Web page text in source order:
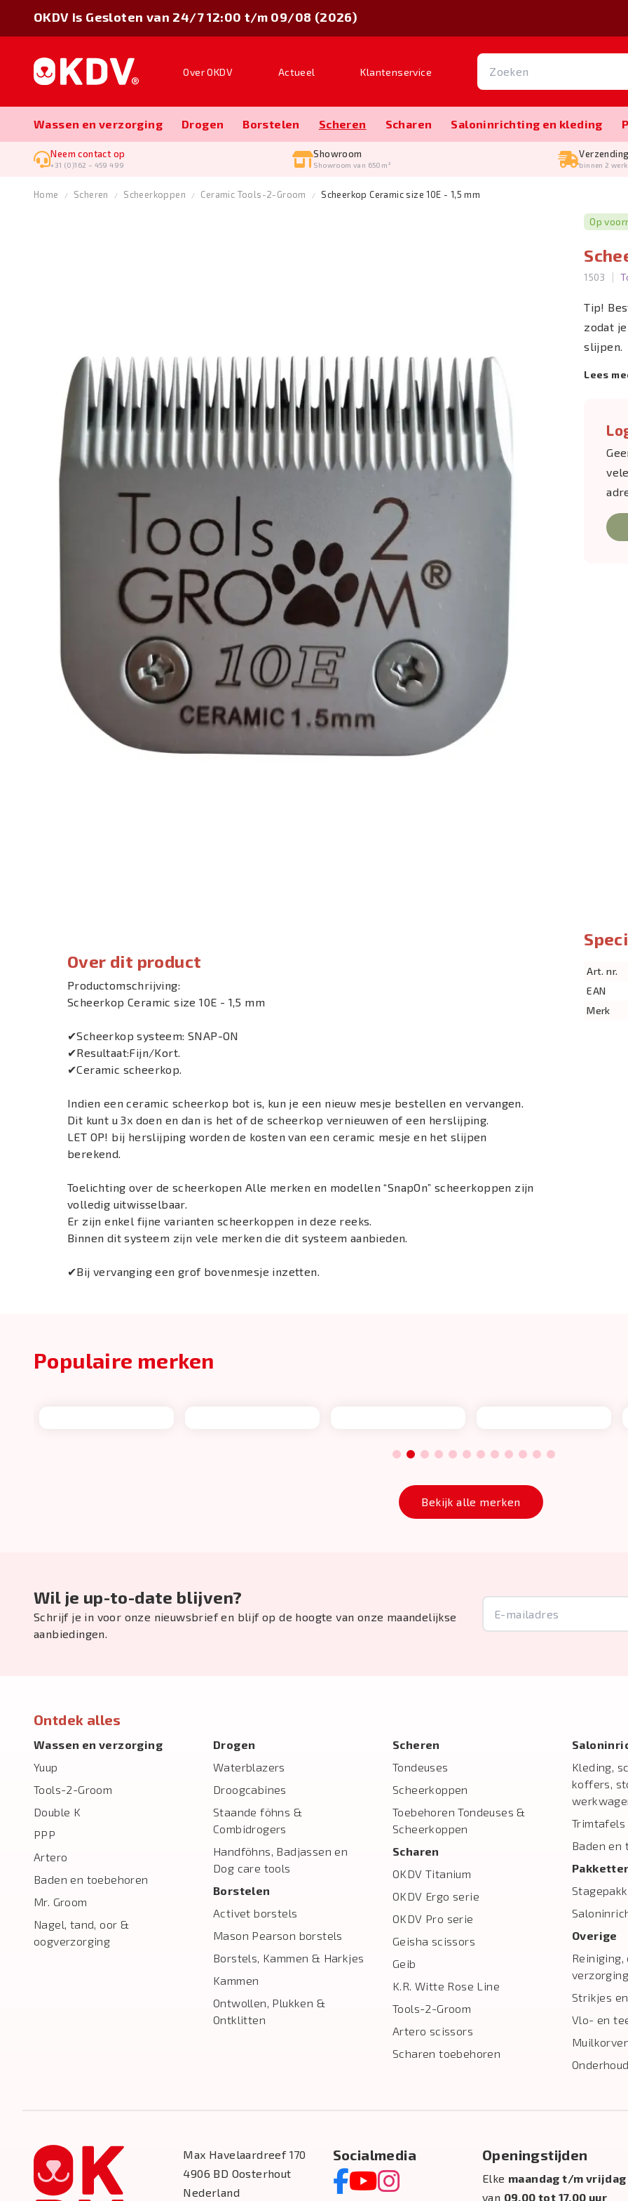
Over OKDV Actueel Klantenservice
Wassen en verzorging Drogen Borstelen Scheren Scharen Salon­inrichting en kleding
Neem contact op
+31 (0)162 – 459 499
Showroom
Showroom van 650m²
Verzending
binnen 2
OKDV is Gesloten van 24/7 12:00 t/m 09/08 (2026)
Home Scheren Scheerkoppen Ceramic Tools-2-Groom Scheerkop Ceramic size 10E - 1,5 mm
Op
1503 |
Tip!
zodat
slijpen.
Lees
Over dit product
Productomschrijving:
Scheerkop Ceramic size 10E - 1,5 mm
✔Scheerkop systeem: SNAP-ON
✔Resultaat:Fijn/Kort.
✔Ceramic scheerkop.
Indien een ceramic scheerkop bot is, kun je een nieuw mesje bestellen en vervangen.
Dit kunt u 3x doen en dan is het of de scheerkop vernieuwen of een herslijping.
LET OP! bij herslijping worden de kosten van een ceramic mesje en het slijpen
berekend.
Toelichting over de scheerkopen Alle merken en modellen “SnapOn” scheerkoppen zijn
volledig uitwisselbaar.
Er zijn enkel fijne varianten scheerkoppen in deze reeks.
Binnen dit systeem zijn vele merken die dit systeem aanbieden.
✔Bij vervanging een grof bovenmesje inzetten.
Art. nr.
EAN
Merk
Populaire merken
1 2 3 4 5 6 7 8 9 10 11 12
Bekijk alle merken
Wil je up-to-date blijven?
Schrijf je in voor onze nieuwsbrief en blijf op de hoogte van onze maandelijkse
aanbiedingen.
Ontdek alles
Wassen en verzorging
Yuup
Tools-2-Groom
Double K
PPP
Artero
Baden en toebehoren
Mr. Groom
Nagel, tand, oor &
oogverzorging
Drogen
Waterblazers
Droogcabines
Staande föhns &
Combidrogers
Handföhns, Badjassen en
Dog care tools
Borstelen
Activet borstels
Mason Pearson borstels
Borstels, Kammen & Harkjes
Kammen
Ontwollen, Plukken &
Ontklitten
Scheren
Tondeuses
Scheerkoppen
Toebehoren Tondeuses &
Scheerkoppen
Scharen
OKDV Titanium
OKDV Ergo serie
OKDV Pro serie
Geisha scissors
Geib
K.R. Witte Rose Line
Tools-2-Groom
Artero scissors
Scharen toebehoren
Kleding,
koffers,
Trimtafels
Baden en
Overige
Strikjes
Vlo- en
Max Havelaardreef 170
4906 BD Oosterhout
Nederland
Socialmedia Openingstijden
Elke maandag t/m vrijdag
van 09.00 tot 17.00 uur